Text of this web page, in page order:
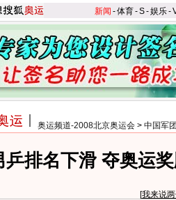
新闻 -体育-S-娱乐-
奥运频道-2008北京奥运会 > 中国军团
排名下滑 夺奥运
[我来说